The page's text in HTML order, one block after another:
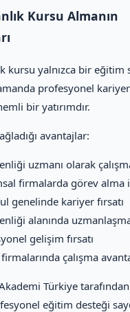
Kursu Almanın
kursu yalnızca bir eğitim
profesyonel kariyer
bir yatırımdır.
avantajlar:
uzmanı olarak
firmalarda görev alma
genelinde kariyer fırsatı
alanında
gelişim fırsatı
çalışma
Türkiye tarafından
eğitim desteği